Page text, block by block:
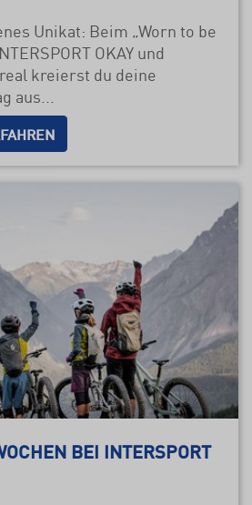
Unikat: Beim „Worn to be
OKAY und
kreierst du deine
aus...
BEI INTERSPORT